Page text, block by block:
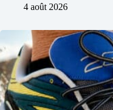
4 août 2026